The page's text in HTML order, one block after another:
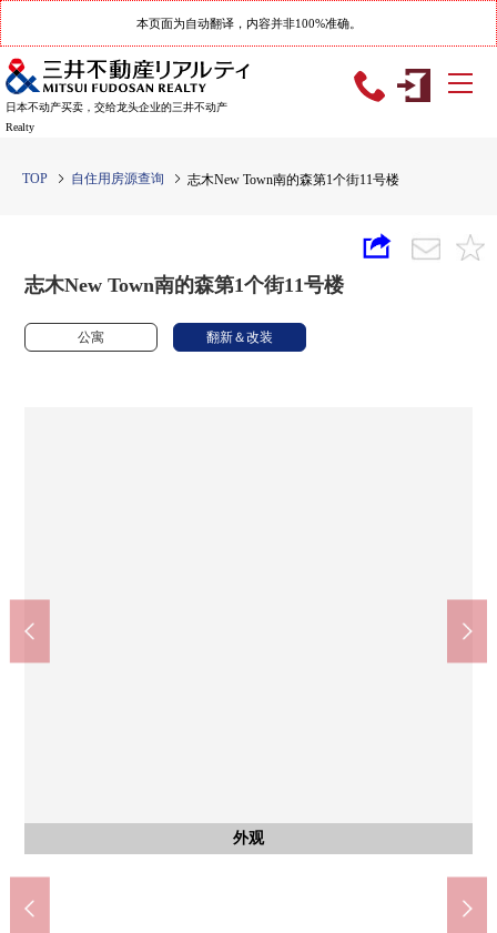
本页面为自动翻译，内容并非100%准确。
日本不动产买卖，交给龙头企业的三井不动产
Realty
TOP 自住用房源查询 志木New Town南的森第1个街11号楼
志木New Town南的森第1个街11号楼
公寓 翻新＆改装
外观
客厅
客厅
客厅
厨房
厨房
厨房
室内
收纳
室内
收纳
室内
收纳
洗脸
公共汽车
厕所
门口
门口
阳台
风景
风景
外观
外观
停车场
志木市立志木第4小学(约100m)
志木市立志木第2中学(约350m)
峰会商店柳濑川站前店(约650m)
邸宅近邻公园(约360m)
医疗法人惠爱会惠爱医院(约1110m)
柳濑川站前专营商店街"peamoru"是起因于居住地的志木New Town
里面的商店街。
Lawson志木New Town店(约300m)
doragguseimusu柳濑川商店(约700m)